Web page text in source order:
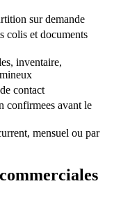
sur demande
colis et documents
inventaire,
contact
confirmees avant le
mensuel ou par